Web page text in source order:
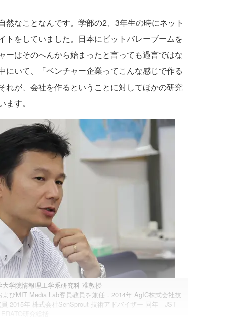
なことなんです。学部の2、3年生の時にネット
トをしていました。日本にビットバレーブームを
ーはそのへんから始まったと言っても過言ではな
にいて、「ベンチャー企業ってこんな感じで作る
れが、会社を作るということに対してほかの研究
す。
学院情報理工学系研究科 准教授
びMIT Media Lab客員教員を兼任．2014年 AgIC株式会社技
2015年 株式会社SenSprout 技術アドバイザー 同年 JST
ERATO研究総括